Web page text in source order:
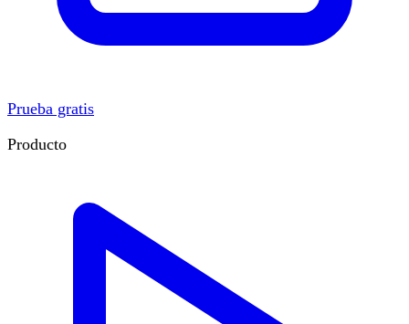
Prueba gratis
Producto